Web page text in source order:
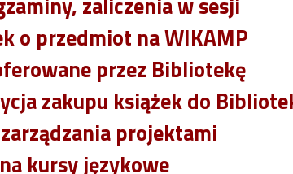
o przedmiot na WIKAMP
przez Bibliotekę
zakupu książek do
projektami
kursy językowe